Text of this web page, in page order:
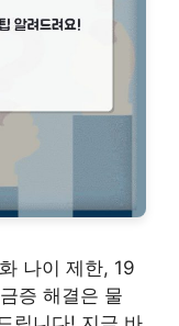
나이 제한, 19
증 해결은 물